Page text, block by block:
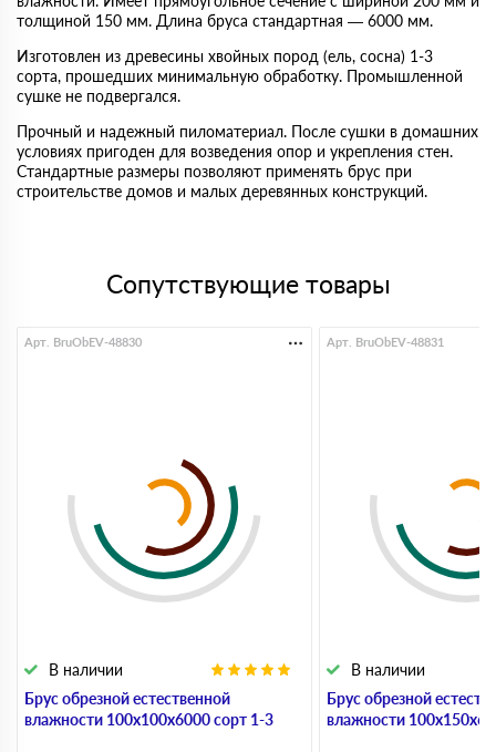
толщиной 150 мм. Длина бруса стандартная — 6000 мм.
Изготовлен из древесины хвойных пород (ель, сосна) 1-3
сорта, прошедших минимальную обработку. Промышленной
сушке не подвергался.
Прочный и надежный пиломатериал. После сушки в домашних
условиях пригоден для возведения опор и укрепления стен.
Стандартные размеры позволяют применять брус при
строительстве домов и малых деревянных конструкций.
Сопутствующие товары
Брус обрезной естественной
влажности 100х100х6000 сорт 1-3
В наличии
Арт. BruObEV-48830
Брус обрезной
влажности
В наличии
Арт. BruObEV-48831